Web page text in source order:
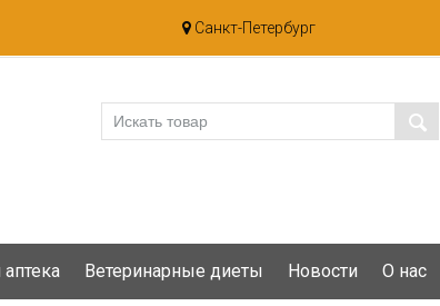
Санкт-Петербург
Ветеринарные диеты Новости О нас